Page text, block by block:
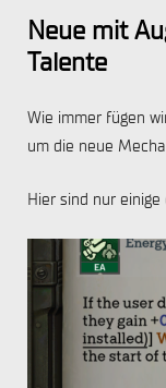
Neue mit
Talente
Wie immer fügen
um die neue
Hier sind nur einige